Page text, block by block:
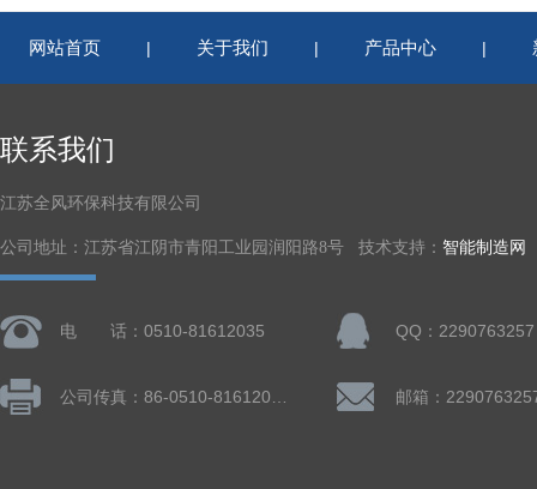
网站首页 | 关于我们 | 产品中心 |
联系我们
江苏全风环保科技有限公司
公司地址：江苏省江阴市青阳工业园润阳路8号 技术支持： 智能制造网
电 话：0510-81612035 QQ：2290763257
邮箱：